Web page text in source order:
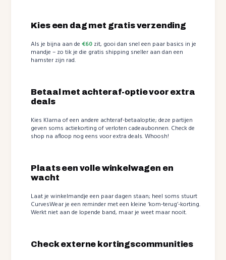
Kies een dag met gratis verzending
Als je bijna aan de€60 zit, gooi dan snel een paar basics in je
mandje – zo tik je die gratis shipping sneller aan dan een
hamster zijn rad.
Betaal met achteraf-optie voor extra
deals
Kies Klarna of een andere achteraf-betaaloptie; deze partijen
geven soms actiekorting of verloten cadeaubonnen. Check de
shop na afloop nog eens voor extra deals. Whoosh!
Plaats een volle winkelwagen en
wacht
Laat je winkelmandje een paar dagen staan; heel soms stuurt
CurvesWear je een reminder met een kleine ‘kom-terug’-korting.
Werkt niet aan de lopende band, maar je weet maar nooit.
Check externe kortingscommunities